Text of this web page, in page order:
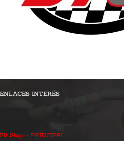
ENLACES INTERÉS
Pit Stop – PRINCIPAL